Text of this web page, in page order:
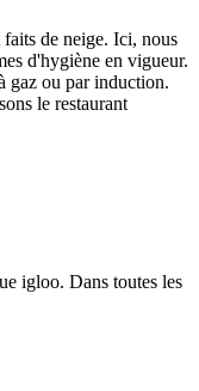
de neige. Ici, nous
d'hygiène en vigueur.
gaz ou par induction.
le restaurant
igloo. Dans toutes les